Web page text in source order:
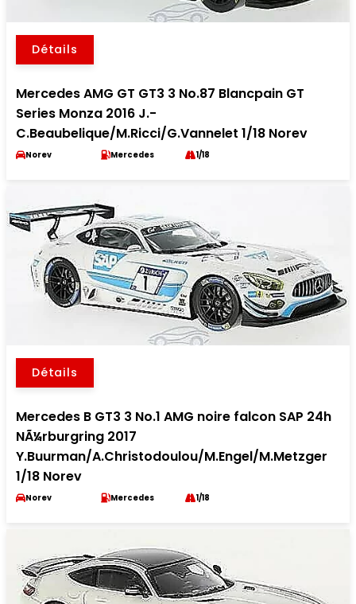
Détails
Mercedes AMG GT GT3 3 No.87 Blancpain GT
Series Monza 2016 J.-
C.Beaubelique/M.Ricci/G.Vannelet 1/18 Norev
Norev Mercedes 1/18
Détails
Mercedes B GT3 3 No.1 AMG noire falcon SAP 24h
NÃ¼rburgring 2017
Y.Buurman/A.Christodoulou/M.Engel/M.Metzger
1/18 Norev
Norev Mercedes 1/18